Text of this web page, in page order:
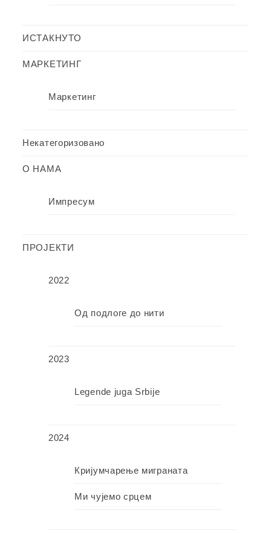
ИСТАКНУТО
МАРКЕТИНГ
Маркетинг
Некатегоризовано
О НАМА
Импресум
ПРОЈЕКТИ
2022
Од подлоге до нити
2023
Legende juga Srbije
2024
Кријумчарење миграната
Ми чујемо срцем